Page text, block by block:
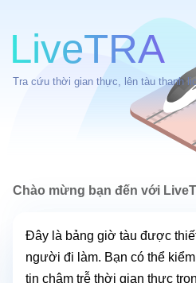
LiveTRA
Tra cứu thời gian thực, lên tàu thanh
Chào mừng bạn đến với
Đây là bảng giờ tàu được
người đi làm. Bạn có thể
tin chậm trễ thời gian thực